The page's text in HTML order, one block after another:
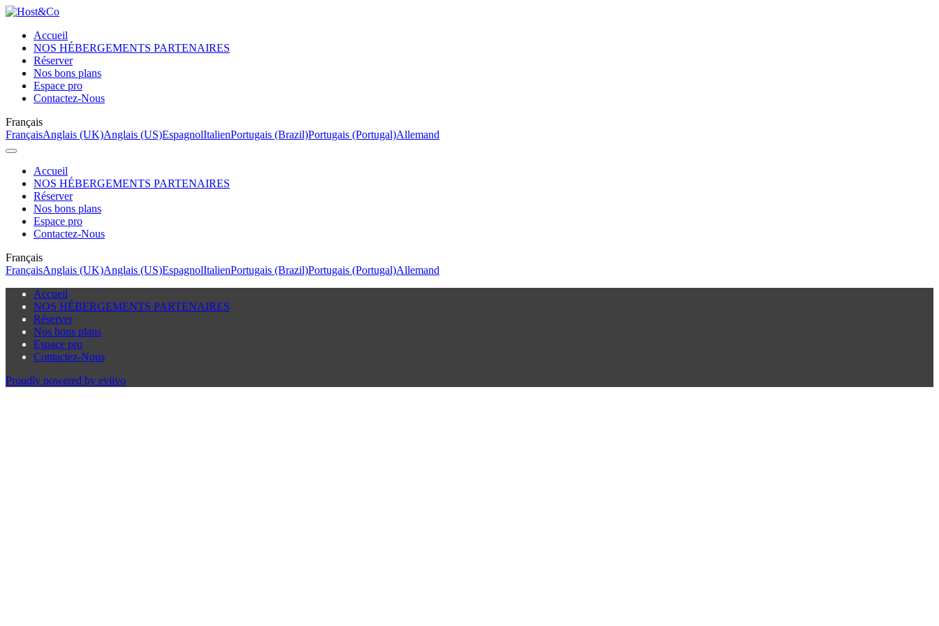
Accueil
NOS HÉBERGEMENTS PARTENAIRES
Réserver
Nos bons plans
Espace pro
Contactez-Nous
Français
FrançaisAnglais (UK)Anglais (US)EspagnolItalienPortugais (Brazil)Portugais (Portugal)Allemand
Accueil
NOS HÉBERGEMENTS PARTENAIRES
Réserver
Nos bons plans
Espace pro
Contactez-Nous
Français
FrançaisAnglais (UK)Anglais (US)EspagnolItalienPortugais (Brazil)Portugais (Portugal)Allemand
Accueil
NOS HÉBERGEMENTS PARTENAIRES
Réserver
Nos bons plans
Espace pro
Contactez-Nous
Proudly powered by eviivo